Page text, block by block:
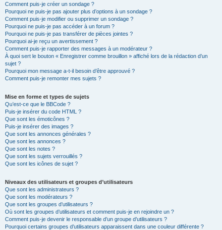
Comment puis-je créer un sondage ?
Pourquoi ne puis-je pas ajouter plus d’options à un sondage ?
Comment puis-je modifier ou supprimer un sondage ?
Pourquoi ne puis-je pas accéder à un forum ?
Pourquoi ne puis-je pas transférer de pièces jointes ?
Pourquoi ai-je reçu un avertissement ?
Comment puis-je rapporter des messages à un modérateur ?
À quoi sert le bouton « Enregistrer comme brouillon » affiché lors de la rédaction d’un
sujet ?
Pourquoi mon message a-t-il besoin d’être approuvé ?
Comment puis-je remonter mes sujets ?
Mise en forme et types de sujets
Qu’est-ce que le BBCode ?
Puis-je insérer du code HTML ?
Que sont les émoticônes ?
Puis-je insérer des images ?
Que sont les annonces générales ?
Que sont les annonces ?
Que sont les notes ?
Que sont les sujets verrouillés ?
Que sont les icônes de sujet ?
Niveaux des utilisateurs et groupes d’utilisateurs
Que sont les administrateurs ?
Que sont les modérateurs ?
Que sont les groupes d’utilisateurs ?
Où sont les groupes d’utilisateurs et comment puis-je en rejoindre un ?
Comment puis-je devenir le responsable d’un groupe d’utilisateurs ?
Pourquoi certains groupes d’utilisateurs apparaissent dans une couleur différente ?